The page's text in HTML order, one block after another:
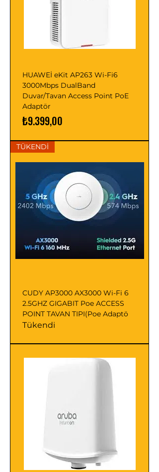
HUAWEİ eKit AP263 Wi-Fi6
3000Mbps DualBand
Duvar/Tavan Access Point PoE
Adaptör
Fiyat
₺9.399,00
TÜKENDİ
CUDY AP3000 AX3000 Wi-Fi 6
2.5GHZ GIGABIT Poe ACCESS
POINT TAVAN TIPI(Poe Adaptö
Tükendi